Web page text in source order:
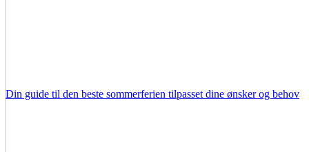
Din guide til den beste sommerferien tilpasset dine ønsker og behov